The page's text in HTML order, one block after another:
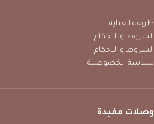
طريقة العناية
الشروط و الاحكام
الشروط و الاحكام
سياسة الخصوصية
وصلات مفيدة